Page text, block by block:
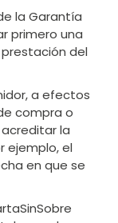
la Garantía
primero una
del
a efectos
compra o
la
ejemplo, el
en que se